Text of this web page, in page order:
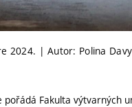
2024. | Autor: Polina
Fakulta výtvarných